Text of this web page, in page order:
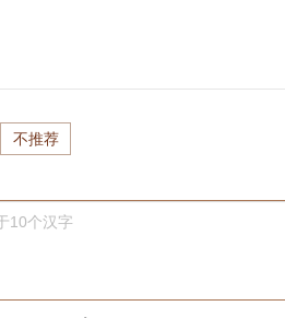
不推荐
10个汉字